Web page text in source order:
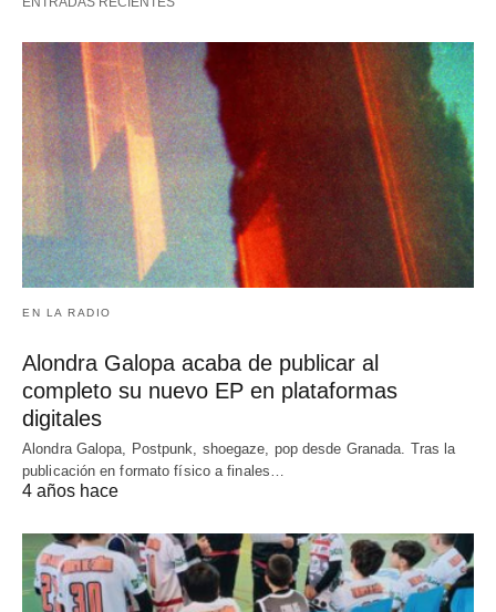
EN LA RADIO
Alondra Galopa acaba de publicar al
completo su nuevo EP en plataformas
digitales
Alondra Galopa, Postpunk, shoegaze, pop desde Granada. Tras la
publicación en formato físico a finales…
4 años hace